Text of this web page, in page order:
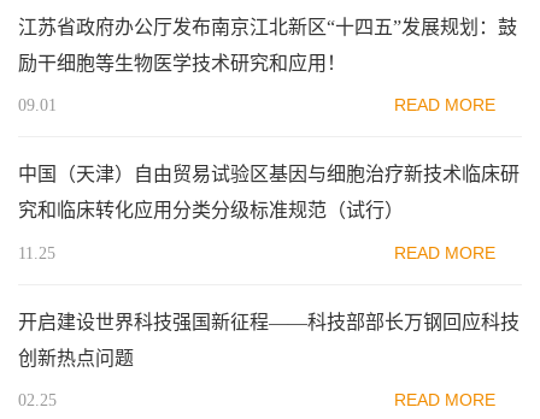
江苏省政府办公厅发布南京江北新区“十四五”发展规划：鼓
励干细胞等生物医学技术研究和应用！
09.01 READ MORE
中国（天津）自由贸易试验区基因与细胞治疗新技术临床研
究和临床转化应用分类分级标准规范（试行）
11.25 READ MORE
开启建设世界科技强国新征程——科技部部长万钢回应科技
创新热点问题
02.25 READ MORE